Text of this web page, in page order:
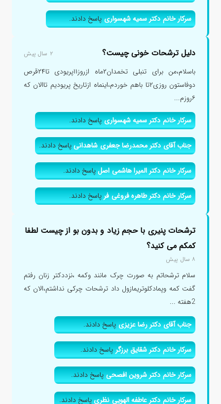
سرکار خانم دکتر سمیه شهسواریپاسخ دادند.
دلیل ترشحات خونی چیست؟ ۲ سال پیش
باسلام،من برای تنبلی تخمدان۲ماه ازروز۱۱پریودی تا۲۴قرص
دوفاستون روزی۲تا باهم خوردم،اینماه ازتاریخ پریودیم تاالان که
۶روزم...
سرکار خانم دکتر سمیه شهسواریپاسخ دادند.
جناب آقای دکتر محمدرضا جعفری شاهدانیپاسخ دادند.
سرکار خانم دکتر المیرا هاشمی اصلپاسخ دادند.
سرکار خانم دکتر طاهره فروغی فرپاسخ دادند.
ترشحات پنیری با حجم زیاد و بدون بو از چیست لطفا
کمکم می کنید؟
۸ سال پیش
سلام ترشحاتم به صورت چرک مانند وکمه ،نزددکتر زنان رفتم
گفت کمه وپمادکلوتریمازول داد ترشحات چرکی نداشتم،الان که
2هفته ...
جناب آقای دکتر رضا عزیزیپاسخ دادند.
سرکار خانم دکتر شقایق برزگرپاسخ دادند.
سرکار خانم دکتر شروین افصحیپاسخ دادند.
سرکار خانم دکتر عاطفه الهویی نظریپاسخ دادند.